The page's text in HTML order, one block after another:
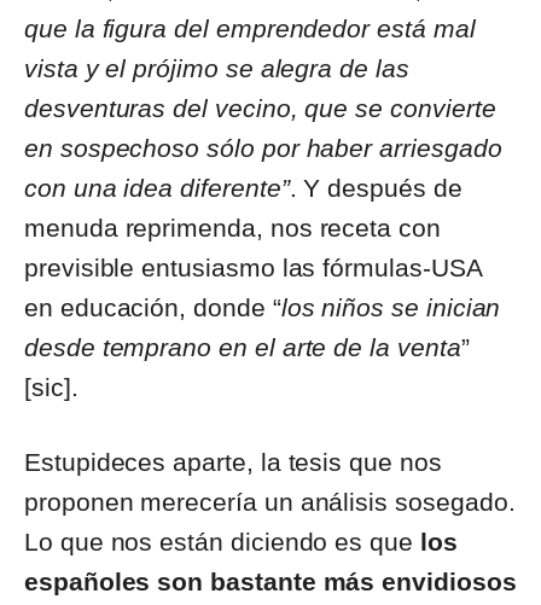
que la figura del emprendedor está mal
vista y el prójimo se alegra de las
desventuras del vecino, que se convierte
en sospechoso sólo por haber arriesgado
con una idea diferente”. Y después de
menuda reprimenda, nos receta con
previsible entusiasmo las fórmulas-USA
en educación, donde “los niños se inician
desde temprano en el arte de la venta”
[sic].
Estupideces aparte, la tesis que nos
proponen merecería un análisis sosegado.
Lo que nos están diciendo es que los
españoles son bastante más envidiosos